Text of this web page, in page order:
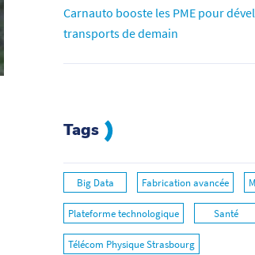
Carnauto booste les PME pour
transports de demain
Tags
Big Data Fabrication avancée
Plateforme technologique Santé
Télécom Physique Strasbourg